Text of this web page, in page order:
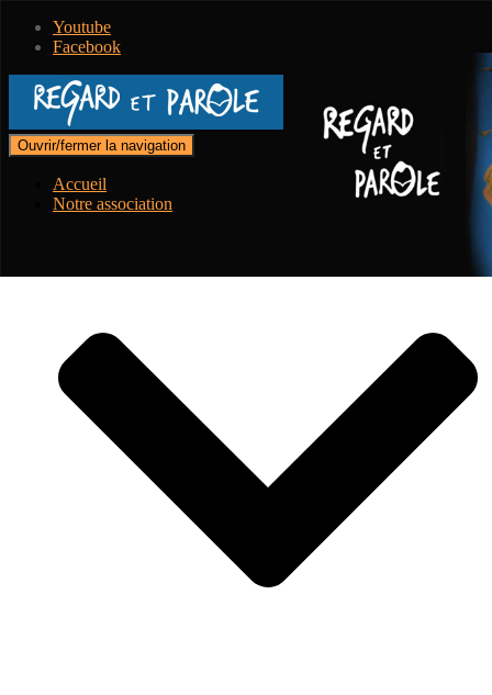
Youtube
Facebook
Ouvrir/fermer la navigation
Accueil
Notre association